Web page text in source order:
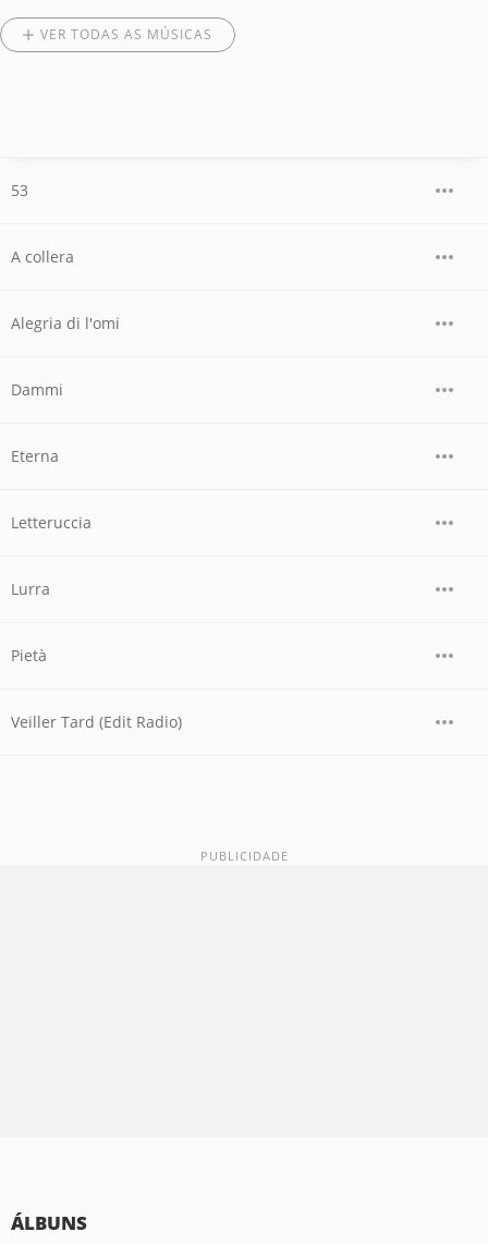
VER TODAS AS MÚSICAS
53
A collera
Alegria di l'omi
Dammi
Eterna
Letteruccia
Lurra
Pietà
Veiller Tard (Edit Radio)
ÁLBUNS